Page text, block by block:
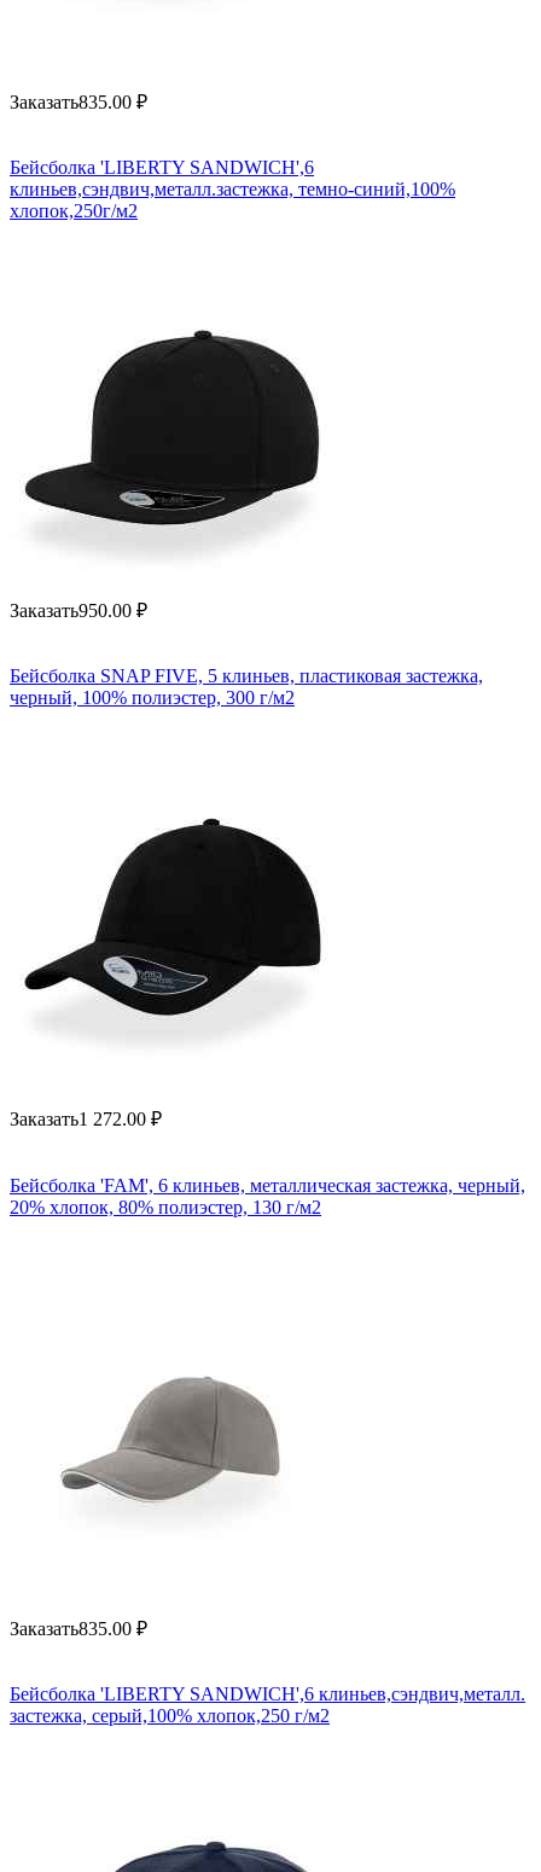
Заказать835.00 ₽
Бейсболка 'LIBERTY SANDWICH',6
клиньев,сэндвич,металл.застежка, темно-синий,100%
хлопок,250г/м2
Заказать950.00 ₽
Бейсболка SNAP FIVE, 5 клиньев, пластиковая застежка,
черный, 100% полиэстер, 300 г/м2
Заказать1 272.00 ₽
Бейсболка 'FAM', 6 клиньев, металлическая застежка, черный,
20% хлопок, 80% полиэстер, 130 г/м2
Заказать835.00 ₽
Бейсболка 'LIBERTY SANDWICH',6 клиньев,сэндвич,металл.
застежка, серый,100% хлопок,250 г/м2